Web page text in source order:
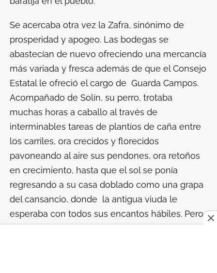
Se acercaba otra vez la Zafra, sinónimo de
prosperidad y apogeo. Las bodegas se
abastecían de nuevo ofreciendo una mercancía
más variada y fresca además de que el Consejo
Estatal le ofreció el cargo de Guarda Campos.
Acompañado de Solín, su perro, trotaba
muchas horas a caballo al través de
interminables tareas de plantíos de caña entre
los carriles, ora crecidos y florecidos
pavoneando al aire sus pendones, ora retoños
en crecimiento, hasta que el sol se ponía
regresando a su casa doblado como una grapa
del cansancio, donde la antigua viuda le
esperaba con todos sus encantos hábiles. Pero